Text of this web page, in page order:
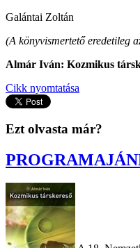
Galántai Zoltán
(A könyvismertető eredetileg
Almár Iván: Kozmikus
Cikk nyomtatása
Ezt olvasta már?